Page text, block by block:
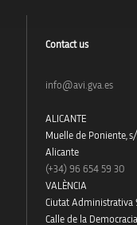
Contact us
info@avi.gva.es
ALICANTE
Muelle de Poniente,
Alicante
(+34) 96 654 59 30
VALÈNCIA
Ciutat Administrativa
Calle de la